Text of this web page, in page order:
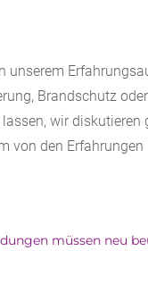
unserem
Brandschutz
wir diskutieren
von den
müssen neu